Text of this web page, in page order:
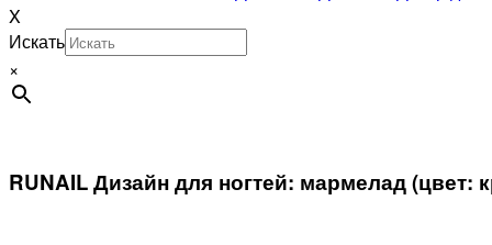
X
Искать
×
RUNAIL Дизайн для ногтей: мармелад (цвет: